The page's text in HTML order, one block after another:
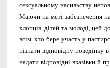
сексуальному насильству
Маючи на меті забезпечення
хлопців, дітей та молоді, цей
всім, хто бере участь у
пізнати відповідну поведінку
надати відповідні вказівки й